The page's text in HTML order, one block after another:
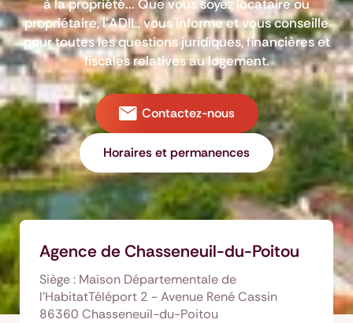
à la propriété... Que vous soyez locataire ou
propriétaire, l’ADIL, vous informe et vous conseille
pour toutes les questions juridiques, financières et
fiscales relatives au logement.
Contactez-nous
Horaires et permanences
Agence de Chasseneuil-du-Poitou
Siège : Maison Départementale de
l'HabitatTéléport 2 - Avenue René Cassin
86360 Chasseneuil-du-Poitou